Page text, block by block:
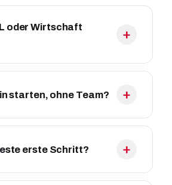
oder Wirtschaft
starten, ohne Team?
erste Schritt?